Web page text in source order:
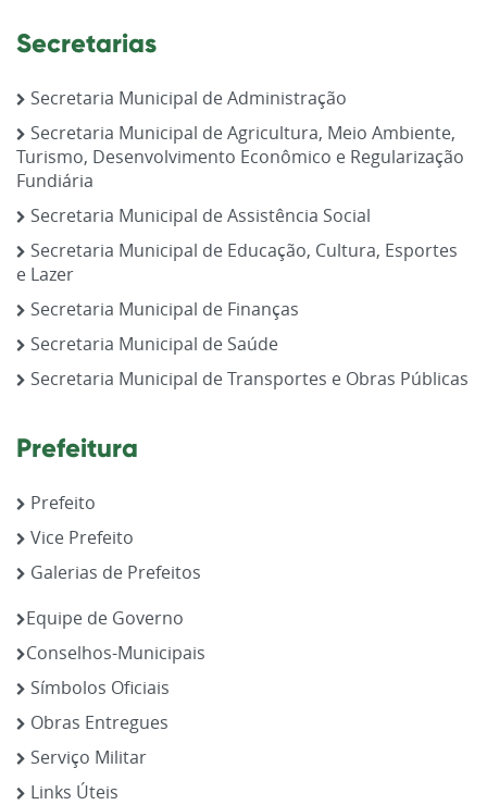
Secretarias
Secretaria Municipal de Administração
Secretaria Municipal de Agricultura, Meio Ambiente,
Turismo, Desenvolvimento Econômico e Regularização
Fundiária
Secretaria Municipal de Assistência Social
Secretaria Municipal de Educação, Cultura, Esportes
e Lazer
Secretaria Municipal de Finanças
Secretaria Municipal de Saúde
Secretaria Municipal de Transportes e Obras Públicas
Prefeitura
Prefeito
Vice Prefeito
Galerias de Prefeitos
Equipe de Governo
Conselhos-Municipais
Símbolos Oficiais
Obras Entregues
Serviço Militar
Links Úteis